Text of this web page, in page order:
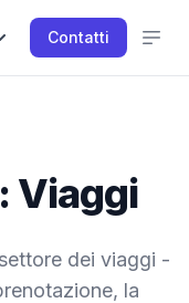
Contatti
Viaggi
dei viaggi -
la